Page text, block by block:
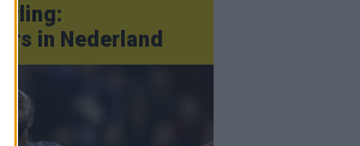
in Nederland